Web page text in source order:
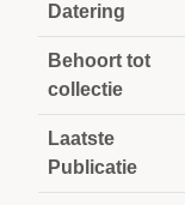
Datering
Behoort tot
collectie
Laatste
Publicatie